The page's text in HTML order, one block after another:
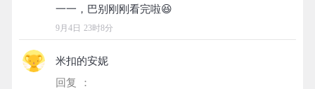
9月4日 23时8分
米扣的安妮
回复 ：